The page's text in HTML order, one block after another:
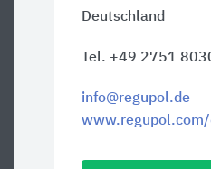
Deutschland
Tel. +49 2751
info@regupol.de